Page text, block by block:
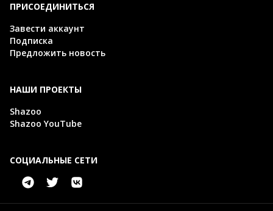
ПРИСОЕДИНИТЬСЯ
Завести аккаунт
Подписка
Предложить новость
НАШИ ПРОЕКТЫ
Shazoo
Shazoo YouTube
СОЦИАЛЬНЫЕ СЕТИ